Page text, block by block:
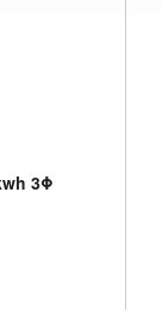
3Φ